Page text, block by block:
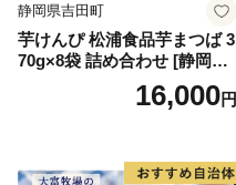
静岡県吉田町
芋けんぴ 松浦食品芋まつば 3
70g×8袋 詰め合わせ [静岡伊
勢丹(松浦食品) 静岡県 吉田町
22424274] 芋ケンピ セット
16,000円